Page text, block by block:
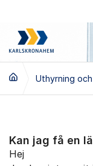
Uthyrning
Kan jag få en
Hej